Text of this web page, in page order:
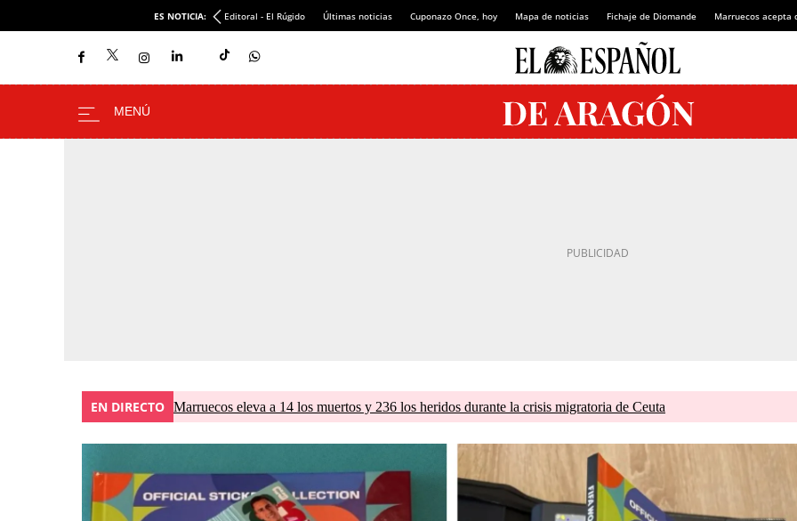
ES NOTICIA: Editoral - El Rúgido Últimas noticias Cuponazo Once, hoy Mapa de noticias Fichaje de Diomande Marruecos acepta
EN DIRECTO Marruecos eleva a 14 los muertos y 236 los heridos durante la crisis migratoria de Ceuta